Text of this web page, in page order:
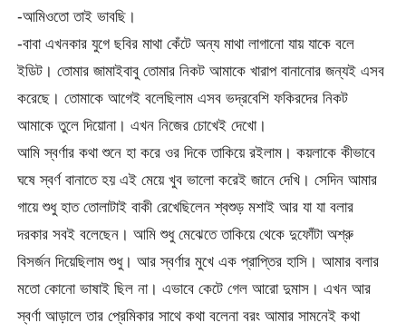
-আমিওতো তাই ভাবছি।
-বাবা এখনকার যুগে ছবির মাথা কেঁটে অন্য মাথা লাগানো যায় যাকে বলে
ইডিট। তোমার জামাইবাবু তোমার নিকট আমাকে খারাপ বানানোর জন্যই এসব
করেছে। তোমাকে আগেই বলেছিলাম এসব ভদ্রবেশি ফকিরদের নিকট
আমাকে তুলে দিয়োনা। এখন নিজের চোখেই দেখো।
আমি স্বর্ণার কথা শুনে হা করে ওর দিকে তাকিয়ে রইলাম। কয়লাকে কীভাবে
ঘষে স্বর্ণ বানাতে হয় এই মেয়ে খুব ভালো করেই জানে দেখি। সেদিন আমার
গায়ে শুধু হাত তোলাটাই বাকী রেখেছিলেন শ্বশুড় মশাই আর যা যা বলার
দরকার সবই বলেছেন। আমি শুধু মেঝেতে তাকিয়ে থেকে দুফোঁটা অশ্রু
বিসর্জন দিয়েছিলাম শুধু। আর স্বর্ণার মুখে এক প্রাপ্তির হাসি। আমার বলার
মতো কোনো ভাষাই ছিল না। এভাবে কেটে গেল আরো দুমাস। এখন আর
স্বর্ণা আড়ালে তার প্রেমিকার সাথে কথা বলেনা বরং আমার সামনেই কথা